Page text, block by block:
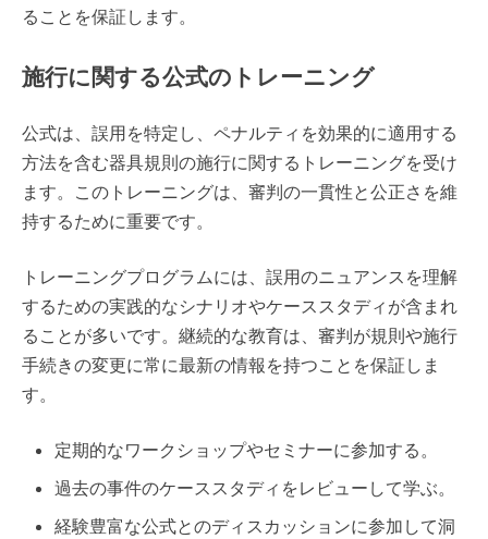
ることを保証します。
施行に関する公式のトレーニング
公式は、誤用を特定し、ペナルティを効果的に適用する
方法を含む器具規則の施行に関するトレーニングを受け
ます。このトレーニングは、審判の一貫性と公正さを維
持するために重要です。
トレーニングプログラムには、誤用のニュアンスを理解
するための実践的なシナリオやケーススタディが含まれ
ることが多いです。継続的な教育は、審判が規則や施行
手続きの変更に常に最新の情報を持つことを保証しま
す。
定期的なワークショップやセミナーに参加する。
過去の事件のケーススタディをレビューして学ぶ。
経験豊富な公式とのディスカッションに参加して洞